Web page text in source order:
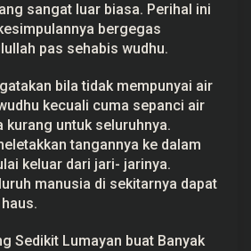
sangat luar biasa. Perihal ini
bergegas
pas sehabis wudhu.
bila tidak mempunyai air
kecuali cuma sepanci air
kurang untuk seluruhnya.
tangannya ke dalam
keluar dari jari- jarinya.
manusia di sekitarnya dapat
Sedikit Lumayan buat Banyak